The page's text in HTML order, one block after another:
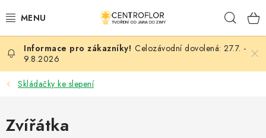
na
SEZÓNNÍ TVOŘENÍ
DŘEVĚNÉ VÝROBKY
Celozávodní dovolená: 27.7. -
9.8.2026
Skládačky ke slepení
Zvířátka